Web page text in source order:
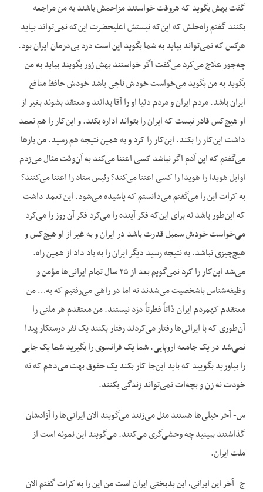
گفت بهش بگوید که هروقت خواستند مزاحمش باشند به من مراجعه
بکنند گفتم راه‌حلش که این‌که نیستش اعلیحضرت این‌که نمی‌تواند بیاید
هرکس که نمی‌تواند بیاید به شما بگوید این است درد بی‌درمان ایران بود.
چه‌جور علاج می‌کرد می‌گفت اگر خواستند بهش زور بگویند بیاید به من
بگوید به من بگوید می‌خواست خودش ناجی باشد خودش حافظ منافع
ایران باشد. مردم ایران و مردم دنیا او را آقا بدانند و معتقد بشوند بغیر از
او هیچ‌کس قادر نیست که ایران را بتواند اداره بکند. و این‌کار را هم تعمد
داشت این‌کار را بکند. این‌کار را کرد و به همین نتیجه هم رسید. من بارها
می‌گفتم که این آدم اگر نباشد کسی اعتنا می‌کند به آن‌وقت مثال می‌زدم
اوایل هویدا را هویدا را کسی اعتنا می‌کند؟ رئیس ستاد را اعتنا می‌کنند؟
به کرات این را می‌گفتم می‌دانستم که پاشیده می‌شود. این تعمد داشت
که این‌طور باشد نه برای این‌که فکر آینده را می‌کرد فکر آن روز را می‌کرد
می‌خواست خودش سمبل قدرت باشد در ایران و به غیر از او هیچ‌کس و
هیچ‌چیزی نباشد. به نتیجه رسید دیگر ایران را به باد داد از همین راه.
می‌شد این‌کار را کرد نمی‌گویم بعد از ۲۵ سال تمام ایرانی‌ها مؤمن و
وظیفه‌شناس باشخصیت می‌شدند نه اما در راهی می‌رفتیم که به… من
معتقدم کهمردم ایران ذاتاً فطرتاً دزد نیستند. من معتقدم هر ملتی را
آن‌طوری که با ایرانی‌ها رفتار می‌کردند رفتار بکنند یک نفر درستکار پیدا
نمی‌شد در یک جامعه اروپایی. شما یک فرانسوی را بگیرید شما یک جایی
را بیاورید بگویید که باید این‌جا کار بکند یک حقوق بهت می‌دهم که نه
خودت نه زن و بچه‌ات نمی‌تواند زندگی بکنند.
س- آخر خیلی‌ها هستند مثل می‌زنند می‌گویند الان ایرانی‌ها را آزادشان
گذاشتند ببینید چه وحشی‌گری می‌کنند. می‌گویند این نمونه است از
ملت ایران.
ج- آخر این ایرانی، این بدبختی ایران است من این را به کرات گفتم الان